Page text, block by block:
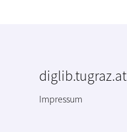
diglib.tugraz.at
Impressum